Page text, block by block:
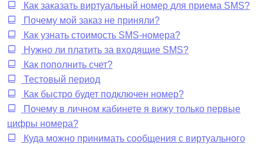
Как заказать виртуальный номер для приема SMS?
Почему мой заказ не приняли?
Как узнать стоимость SMS-номера?
Нужно ли платить за входящие SMS?
Как пополнить счет?
Тестовый период
Как быстро будет подключен номер?
Почему в личном кабинете я вижу только первые
цифры номера?
Куда можно принимать сообщения с виртуального